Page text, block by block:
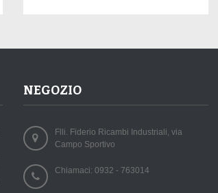
NEGOZIO
Flli. Fiderio Ricambi Industriali, via
Campo Sportivo
Chiamaci: 0932 - 763014